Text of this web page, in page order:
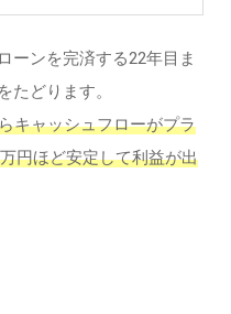
ーンを完済する22年目ま
たどります。
キャッシュフローがプラ
円ほど安定して利益が出